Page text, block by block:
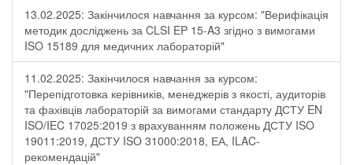
13.02.2025: Закінчилося навчання за курсом: "Верифікація
методик досліджень за CLSI EP 15-A3 згідно з вимогами
ISO 15189 для медичних лабораторій"
11.02.2025: Закінчилося навчання за курсом:
"Перепідготовка керівників, менеджерів з якості, аудиторів
та фахівців лабораторій за вимогами стандарту ДСТУ EN
ISO/IEC 17025:2019 з врахуванням положень ДСТУ ISO
19011:2019, ДСТУ ISO 31000:2018, ЕА, ILAC-
рекомендацій"